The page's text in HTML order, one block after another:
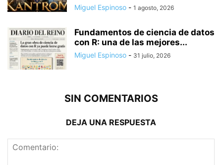
Miguel Espinoso - 1 agosto, 2026
Fundamentos de ciencia de datos
con R: una de las mejores...
Miguel Espinoso - 31 julio, 2026
SIN COMENTARIOS
DEJA UNA RESPUESTA